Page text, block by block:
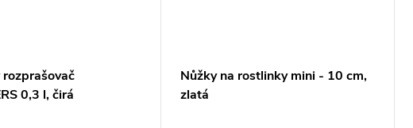
0,3 l, čirá
Nůžky na rostlinky mini - 10 cm,
zlatá